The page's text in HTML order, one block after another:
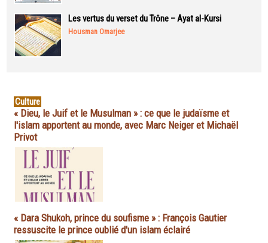
Les vertus du verset du Trône – Ayat al-Kursi
Housman Omarjee
Culture
« Dieu, le Juif et le Musulman » : ce que le judaïsme et
l'islam apportent au monde, avec Marc Neiger et Michaël
Privot
« Dara Shukoh, prince du soufisme » : François Gautier
ressuscite le prince oublié d'un islam éclairé